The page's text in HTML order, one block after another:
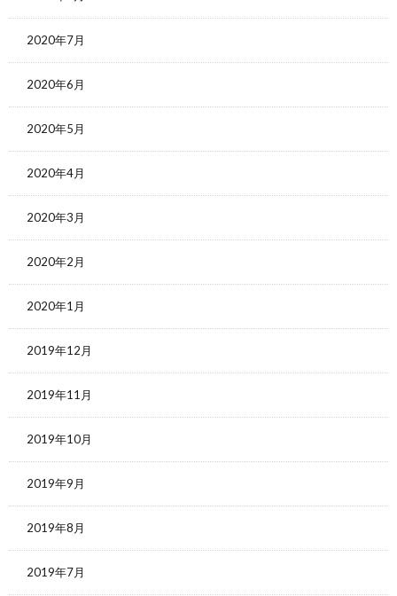
2020年7月
2020年6月
2020年5月
2020年4月
2020年3月
2020年2月
2020年1月
2019年12月
2019年11月
2019年10月
2019年9月
2019年8月
2019年7月